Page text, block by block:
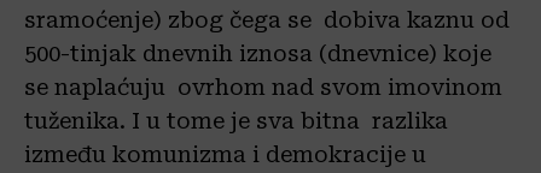
sramoćenje) zbog čega se dobiva kaznu od
500-tinjak dnevnih iznosa (dnevnice) koje
se naplaćuju ovrhom nad svom imovinom
tuženika. I u tome je sva bitna razlika
između komunizma i demokracije u